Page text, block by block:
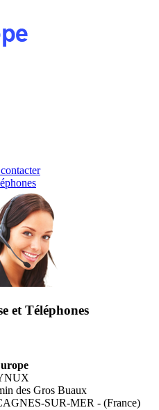
et Téléphones
des Gros Buaux
SUR-MER - (France)